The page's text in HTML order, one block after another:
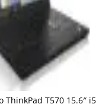
ThinkPad T570 15.6″ i5